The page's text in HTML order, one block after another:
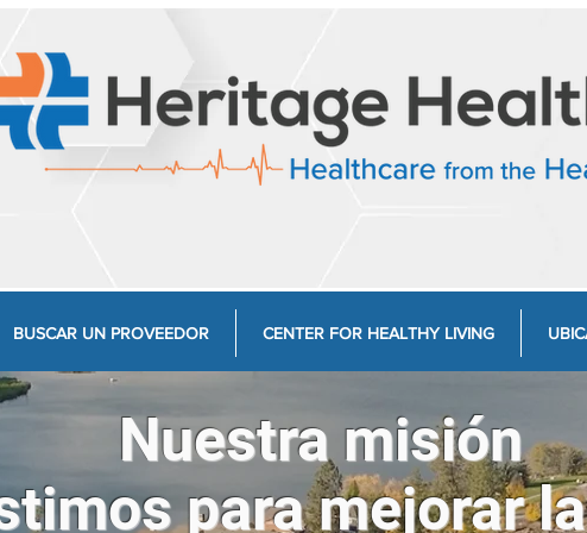
BUSCAR UN PROVEEDOR CENTER FOR HEALTHY LIVING
Nuestra misión
para mejorar